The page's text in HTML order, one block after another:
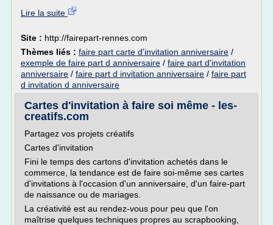
Lire la suite
Site : http://fairepart-rennes.com
Thèmes liés : faire part carte d'invitation anniversaire /
exemple de faire part d anniversaire / faire part d'invitation
anniversaire / faire part d invitation anniversaire / faire part
d invitation d anniversaire
Cartes d'invitation à faire soi même - les-
creatifs.com
Partagez vos projets créatifs
Cartes d'invitation
Fini le temps des cartons d'invitation achetés dans le
commerce, la tendance est de faire soi-même ses cartes
d'invitations à l'occasion d'un anniversaire, d'un faire-part
de naissance ou de mariages.
La créativité est au rendez-vous pour peu que l'on
maîtrise quelques techniques propres au scrapbooking,